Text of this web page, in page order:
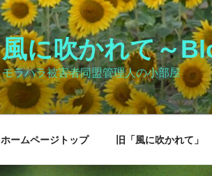
風に吹かれて～
モラハラ被害者同盟管理人の小部屋
ホームページトップ 旧「風に吹かれて」